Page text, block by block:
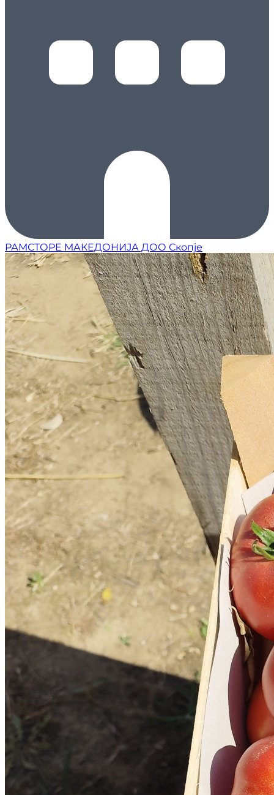
РАМСТОРЕ МАКЕДОНИЈА ДОО Скопје